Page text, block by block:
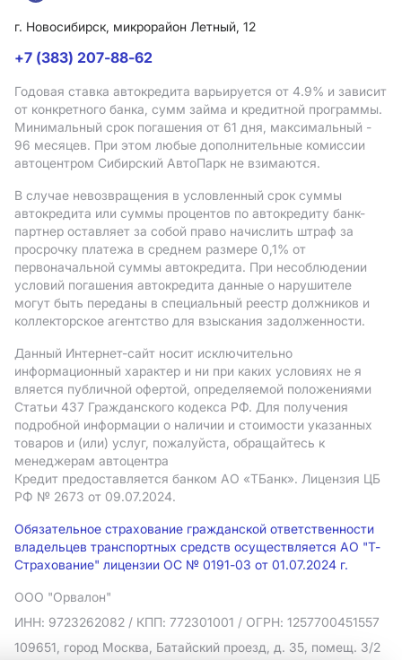
г. Новосибирск, микрорайон Летный, 12
+7 (383) 207-88-62
Годовая ставка автокредита варьируется от 4.9% и зависит
от конкретного банка, сумм займа и кредитной программы.
Минимальный срок погашения от 61 дня, максимальный -
96 месяцев. При этом любые дополнительные комиссии
автоцентром Сибирский АвтоПарк не взимаются.
В случае невозвращения в условленный срок суммы
автокредита или суммы процентов по автокредиту банк-
партнер оставляет за собой право начислить штраф за
просрочку платежа в среднем размере 0,1% от
первоначальной суммы автокредита. При несоблюдении
условий погашения автокредита данные о нарушителе
могут быть переданы в специальный реестр должников и
коллекторское агентство для взыскания задолженности.
Данный Интернет-сайт носит исключительно
информационный характер и ни при каких условиях не я
вляется публичной офертой, определяемой положениями
Статьи 437 Гражданского кодекса РФ. Для получения
подробной информации о наличии и стоимости указанных
товаров и (или) услуг, пожалуйста, обращайтесь к
менеджерам автоцентра
Кредит предоставляется банком АO «ТБанк». Лицензия ЦБ
РФ № 2673 от 09.07.2024.
Обязательное страхование гражданской ответственности
владельцев транспортных средств осуществляется АО "Т-
Страхование" лицензии ОС № 0191-03 от 01.07.2024 г.
ООО "Орвалон"
ИНН: 9723262082 / КПП: 772301001 / ОГРН: 1257700451557
109651, город Москва, Батайский проезд, д. 35, помещ. 3/2